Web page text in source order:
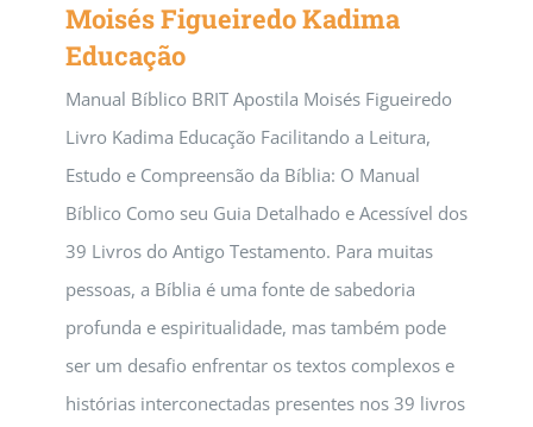
Moisés Figueiredo Kadima
Educação
Manual Bíblico BRIT Apostila Moisés Figueiredo
Livro Kadima Educação Facilitando a Leitura,
Estudo e Compreensão da Bíblia: O Manual
Bíblico Como seu Guia Detalhado e Acessível dos
39 Livros do Antigo Testamento. Para muitas
pessoas, a Bíblia é uma fonte de sabedoria
profunda e espiritualidade, mas também pode
ser um desafio enfrentar os textos complexos e
histórias interconectadas presentes nos 39 livros